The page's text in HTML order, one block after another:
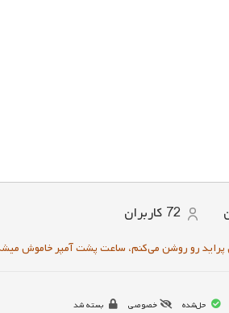
72 کاربران
پراید رو روشن می‌کنم، ساعت پشت آمپر خاموش
حل‌شده خصوصی بسته شد